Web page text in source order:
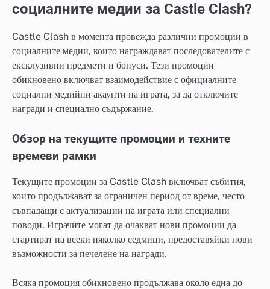
социалните медии за Castle Clash?
Castle Clash в момента провежда различни промоции в
социалните медии, които награждават последователите с
ексклузивни предмети и бонуси. Тези промоции
обикновено включват взаимодействие с официалните
социални медийни акаунти на играта, за да отключите
награди и специално съдържание.
Обзор на текущите промоции и техните
времеви рамки
Текущите промоции за Castle Clash включват събития,
които продължават за ограничен период от време, често
съвпадащи с актуализации на играта или специални
поводи. Играчите могат да очакват нови промоции да
стартират на всеки няколко седмици, предоставяйки нови
възможности за печелене на награди.
Всяка промоция обикновено продължава около една до